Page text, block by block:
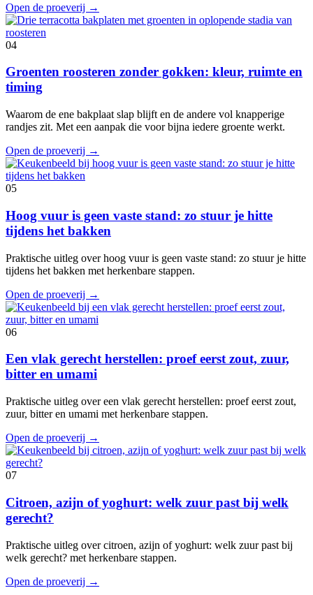
Open de proeverij →
04
Groenten roosteren zonder gokken: kleur, ruimte en
timing
Waarom de ene bakplaat slap blijft en de andere vol knapperige
randjes zit. Met een aanpak die voor bijna iedere groente werkt.
Open de proeverij →
05
Hoog vuur is geen vaste stand: zo stuur je hitte
tijdens het bakken
Praktische uitleg over hoog vuur is geen vaste stand: zo stuur je hitte
tijdens het bakken met herkenbare stappen.
Open de proeverij →
06
Een vlak gerecht herstellen: proef eerst zout, zuur,
bitter en umami
Praktische uitleg over een vlak gerecht herstellen: proef eerst zout,
zuur, bitter en umami met herkenbare stappen.
Open de proeverij →
07
Citroen, azijn of yoghurt: welk zuur past bij welk
gerecht?
Praktische uitleg over citroen, azijn of yoghurt: welk zuur past bij
welk gerecht? met herkenbare stappen.
Open de proeverij →